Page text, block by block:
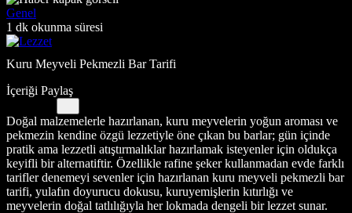
Genel
1 dk okunma süresi
Kuru Meyveli Pekmezli Bar Tarifi
İçeriği Paylaş
Doğal malzemelerle hazırlanan, kuru meyvelerin yoğun aroması ve
pekmezin kendine özgü lezzetiyle öne çıkan bu barlar; gün içinde
pratik ama lezzetli atıştırmalıklar hazırlamak isteyenler için oldukça
keyifli bir alternatiftir. Özellikle rafine şeker kullanmadan evde farklı
tarifler denemeyi sevenler için hazırlanan kuru meyveli pekmezli bar
tarifi, yulafın doyurucu dokusu, kuruyemişlerin kıtırlığı ve
meyvelerin doğal tatlılığıyla her lokmada dengeli bir lezzet sunar.